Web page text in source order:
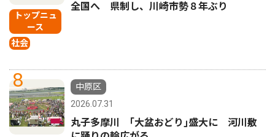
トップニュ
ース
社会
全国へ 県制し、川崎市勢８年ぶり
8
中原区
2026.07.31
丸子多摩川 ｢大盆おどり｣盛大に 河川敷